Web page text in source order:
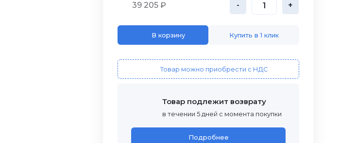
39 205 ₽ - +
В корзину Купить в 1 клик
Товар можно приобрести с НДС
Товар подлежит возврату
в течении 5 дней с момента покупки
Подробнее